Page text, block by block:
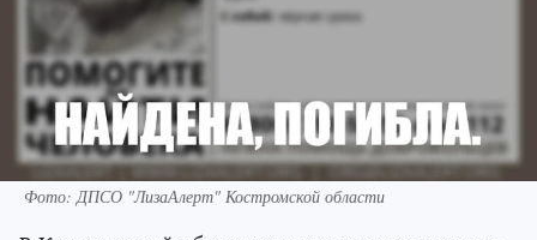
Фото: ДПСО "ЛизаАлерт" Костромской области